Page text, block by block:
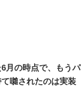
6月の時点で、もうパ
囃されたのは実装